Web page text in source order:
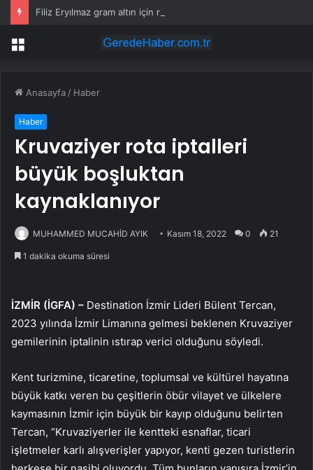
Menü
Anasayfa / Haber
Haber
Kruvaziyer rota iptalleri
büyük boşluktan
kaynaklanıyor
MUHAMMED MUCAHİD AYIK Kasım 18, 2022 0 21
1 dakika okuma süresi
İZMİR (İGFA) – Destination İzmir Lideri Bülent Tercan,
2023 yılında İzmir Limanına gelmesi beklenen Kruvaziyer
gemilerinin iptalinin ıstırap verici olduğunu söyledi.
Kent turizmine, ticaretine, toplumsal ve kültürel hayatına
büyük katkı veren bu çeşitlerin öbür vilayet ve ülkelere
kaymasının İzmir için büyük bir kayıp olduğunu belirten
Tercan, “Kruvaziyerler ile kentteki esnaflar, ticari
işletmeler karlı alışverişler yapıyor, kenti gezen turistlerin